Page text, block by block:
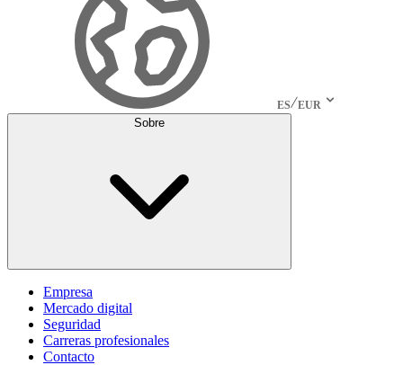
ES EUR
Sobre
Empresa
Mercado digital
Seguridad
Carreras profesionales
Contacto